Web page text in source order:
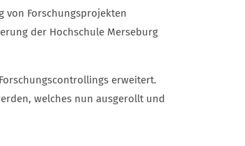
von Forschungsprojekten
der Hochschule Merseburg
erweitert.
welches nun ausgerollt und